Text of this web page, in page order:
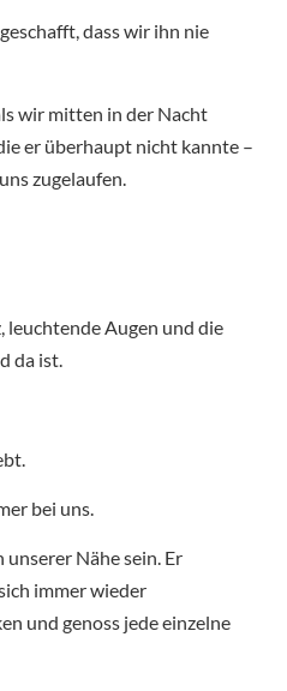
dass wir ihn nie
wir mitten in der Nacht
er überhaupt nicht kannte –
zugelaufen.
leuchtende Augen und die
da ist.
bei uns.
Nähe sein. Er
immer wieder
und genoss jede einzelne